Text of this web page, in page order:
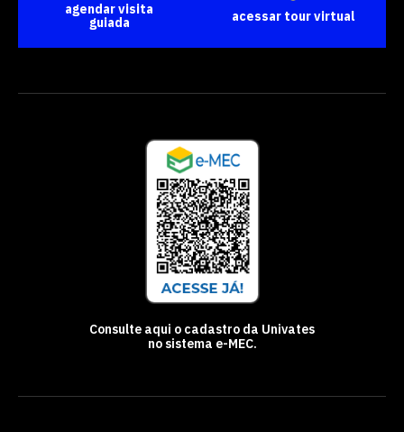
agendar visita
guiada
acessar tour virtual
Consulte aqui o cadastro da Univates
no sistema e-MEC.